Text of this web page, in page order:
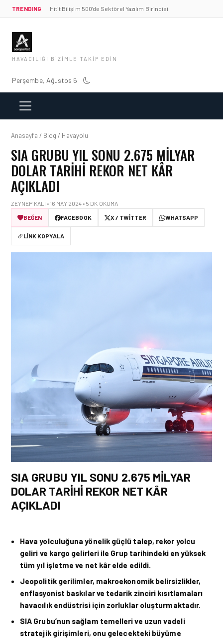
TRENDING Hitit Bilişim 500’de Sektörel Yazılım Birincisi
HAVACILIĞI BIZIMLE TAKIP EDIN
Perşembe, Ağustos 6
Anasayfa / Blog / Havayolu
SIA GRUBU YIL SONU 2.675 MILYAR
DOLAR TARIHI REKOR NET KÂR
AÇIKLADI
ZEYNEP KALI • 16 MAY 2024 • 5 DK OKUMA
BEĞEN
FACEBOOK X / TWITTER WHATSAPP
LINK KOPYALA
SIA GRUBU YIL SONU 2.675 MİLYAR
DOLAR TARİHİ REKOR NET KÂR
AÇIKLADI
Hava yolculuğuna yönelik güçlü talep, rekor yolcu
geliri ve kargo gelirleri ile Grup tarihindeki en yüksek
tüm yıl işletme ve net kâr elde edildi.
Jeopolitik gerilimler, makroekonomik belirsizlikler,
enflasyonist baskılar ve tedarik zinciri kısıtlamaları
havacılık endüstrisi için zorluklar oluşturmaktadır.
SIA Grubu’nun sağlam temelleri ve uzun vadeli
stratejik girişimleri, onu gelecekteki büyüme